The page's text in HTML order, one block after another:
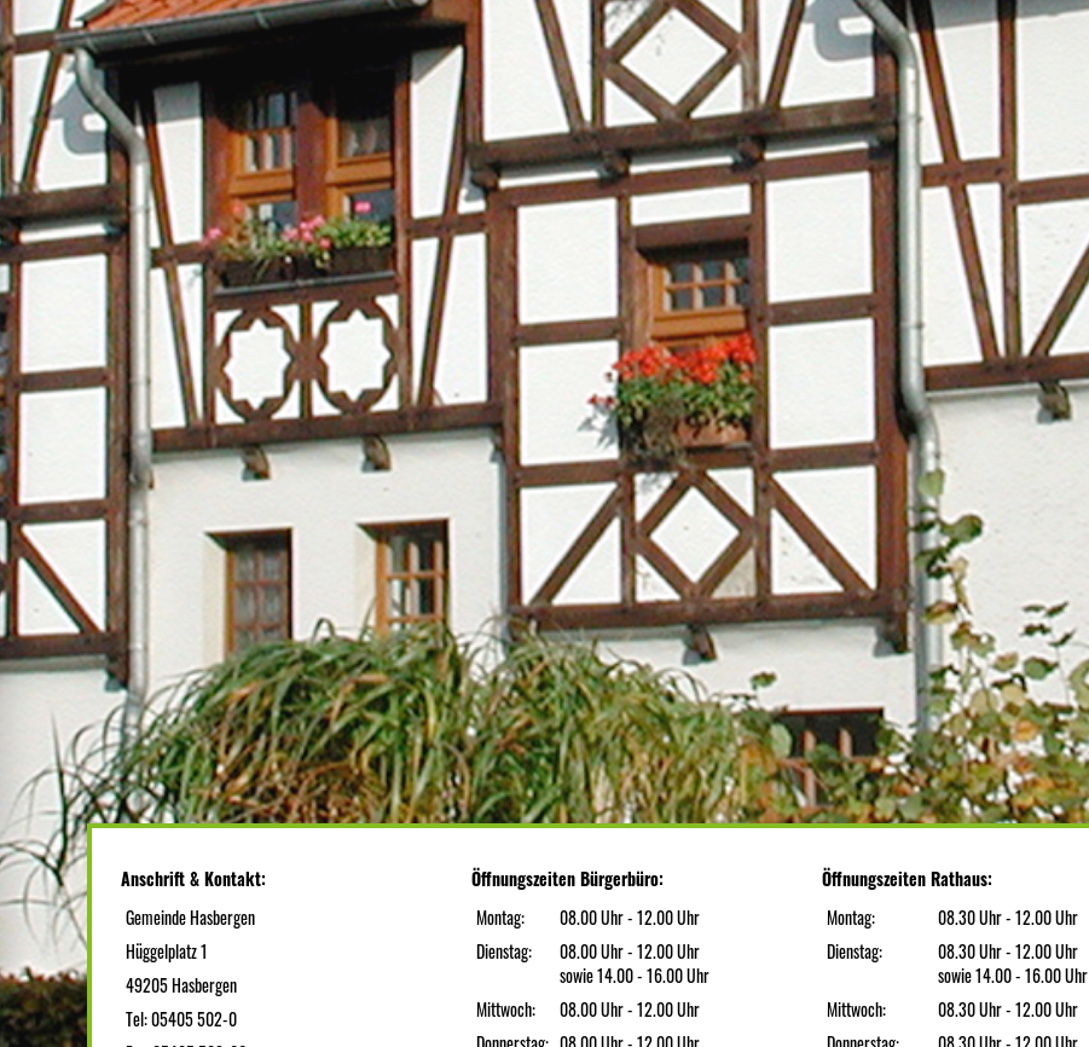
Anschrift & Kontakt:
Gemeinde Hasbergen
Hüggelplatz 1
49205 Hasbergen
Tel: 05405 502-0
Öffnungszeiten Bürgerbüro:
Montag:
08.00 Uhr - 12.00 Uhr
Dienstag:
08.00 Uhr - 12.00 Uhr
sowie 14.00 - 16.00 Uhr
Mittwoch:
08.00 Uhr - 12.00 Uhr
Öffnungszeiten Rathaus:
Montag:
08.30 Uhr - 12.00 Uhr
Dienstag:
08.30 Uhr - 12.00 Uhr
sowie 14.00 - 16.00 Uhr
Mittwoch:
08.30 Uhr - 12.00 Uhr